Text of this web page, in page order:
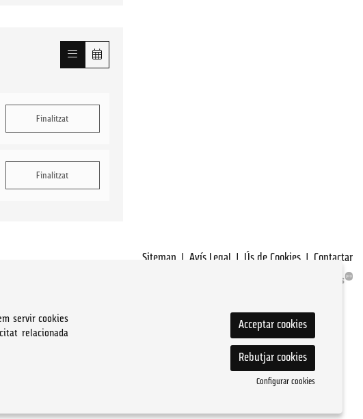
Finalitzat
Finalitzat
Sitemap | Avís Legal | Ús de Cookies | Contactar
servir cookies
relacionada
Acceptar cookies
Rebutjar cookies
Configurar cookies